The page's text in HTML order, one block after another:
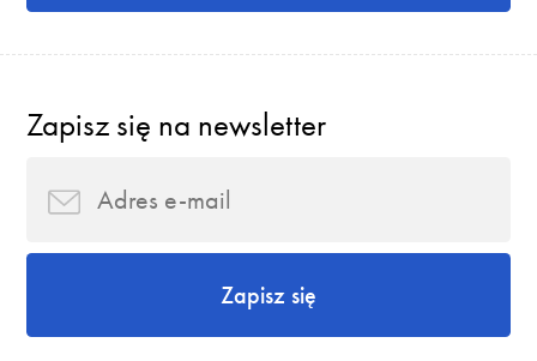
Zapisz się na newsletter
Zapisz się